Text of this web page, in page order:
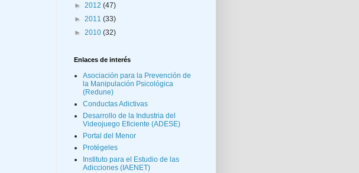
► 2012 (47)
► 2011 (33)
► 2010 (32)
Enlaces de interés
Asociación para la Prevención de
la Manipulación Psicológica
(Redune)
Conductas Adictivas
Desarrollo de la Industria del
Videojuego Eficiente (ADESE)
Portal del Menor
Protégeles
Instituto para el Estudio de las
Adicciones (IAENET)